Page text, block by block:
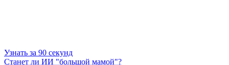
Узнать за 90 секунд
Станет ли ИИ "большой мамой"?